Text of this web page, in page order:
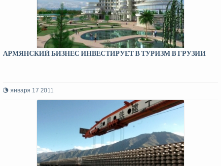
АРМЯНСКИЙ БИЗНЕС ИНВЕСТИРУЕТ В ТУРИЗМ В ГРУЗИИ
января 17 2011